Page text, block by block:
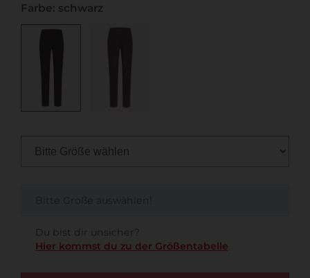
Farbe: schwarz
Bitte Größe auswählen!
Du bist dir unsicher?
Hier kommst du zu der Größentabelle